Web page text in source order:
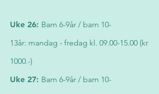
Uke 26: Barn 6-9år / barn 10-
13år: mandag - fredag kl. 09.00-15.00 (kr
1000.-)
Uke 27: Barn 6-9år / barn 10-